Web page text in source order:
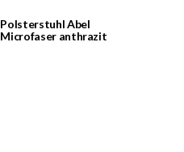
Polsterstuhl Abel
Microfaser anthrazit